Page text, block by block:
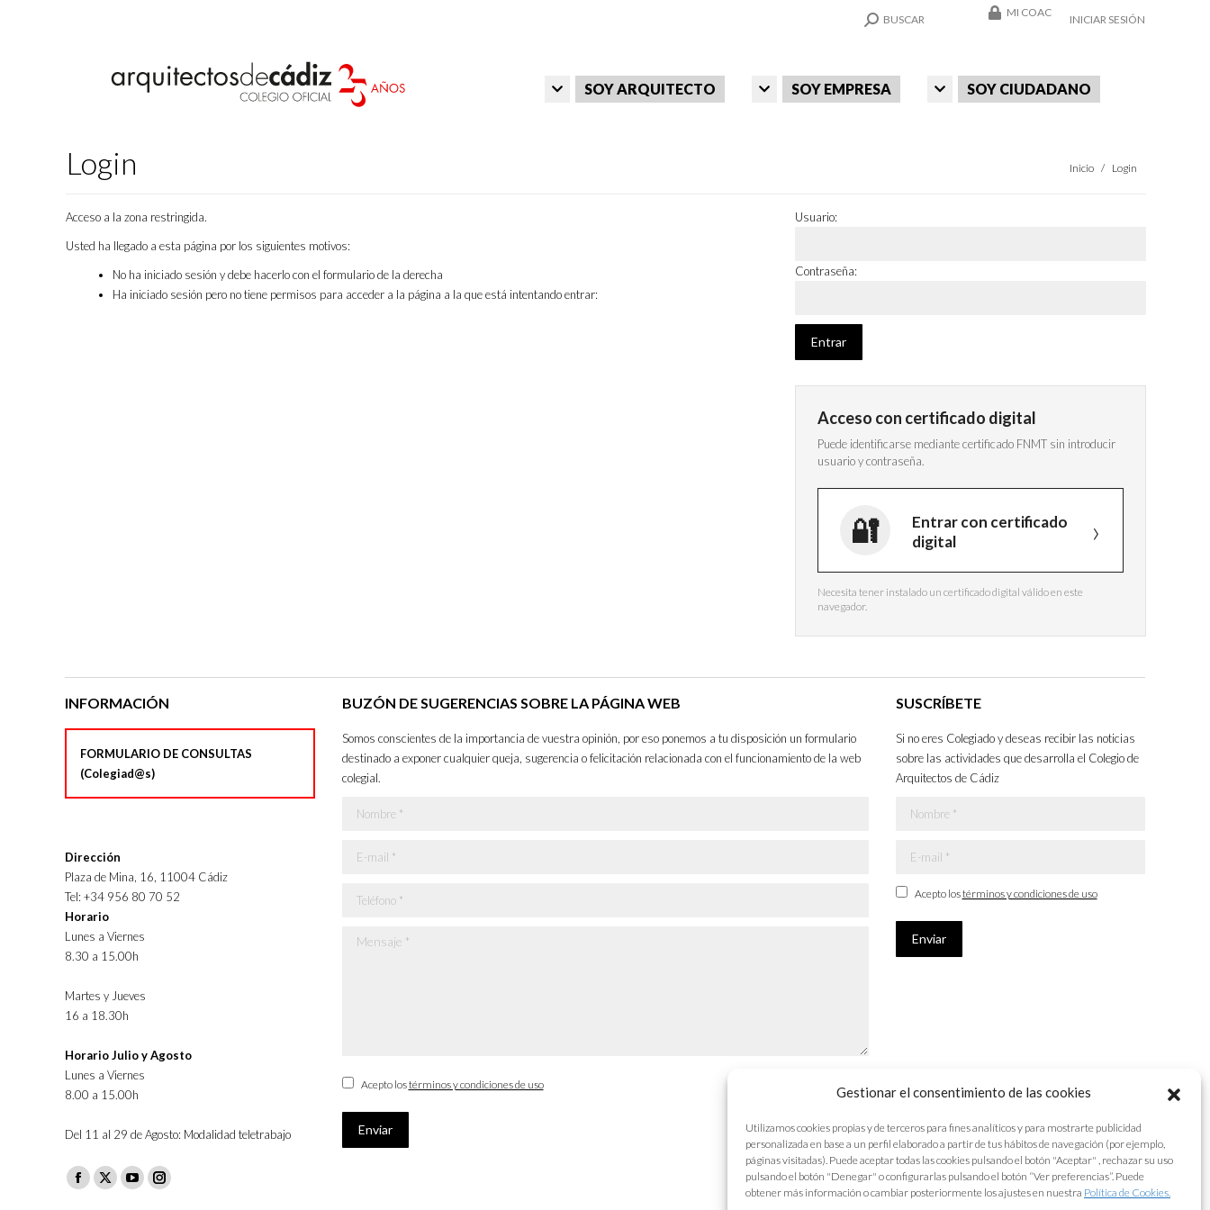
Gestionar el consentimiento de las cookies
Utilizamos cookies propias y de terceros para fines analíticos y para mostrarte publicidad
personalizada en base a un perfil elaborado a partir de tus hábitos de navegación (por ejemplo,
páginas visitadas). Puede aceptar todas las cookies pulsando el botón "Aceptar" , rechazar su uso
pulsando el botón "Denegar" o configurarlas pulsando el botón “Ver preferencias”. Puede
obtener más información o cambiar posteriormente los ajustes en nuestra Política de Cookies.
SEARCH:
BUSCAR
MI COAC
INICIAR SESIÓN
SOY ARQUITECTO SOY EMPRESA SOY CIUDADANO
Login Estás aquí:
Inicio Login
Acceso a la zona restringida.
Usted ha llegado a esta página por los siguientes motivos:
No ha iniciado sesión y debe hacerlo con el formulario de la derecha
Ha iniciado sesión pero no tiene permisos para acceder a la página a la que está intentando entrar:
Usuario:
Contraseña:
Acceso con certificado digital
Puede identificarse mediante certificado FNMT sin introducir
usuario y contraseña.
Entrar con certificado
digital
Necesita tener instalado un certificado digital válido en este
navegador.
INFORMACIÓN
FORMULARIO DE CONSULTAS
(Colegiad@s)
Dirección
Plaza de Mina, 16, 11004 Cádiz
Tel: +34 956 80 70 52
Horario
Lunes a Viernes
8.30 a 15.00h
Martes y Jueves
16 a 18.30h
Horario Julio y Agosto
Lunes a Viernes
8.00 a 15.00h
Del 11 al 29 de Agosto: Modalidad teletrabajo
Facebook
X
YouTubeInstagram
BUZÓN DE SUGERENCIAS SOBRE LA PÁGINA WEB
Somos conscientes de la importancia de vuestra opinión, por eso ponemos a tu disposición un formulario
destinado a exponer cualquier queja, sugerencia o felicitación relacionada con el funcionamiento de la web
colegial.
Nombre *
E-mail *
Teléfono *
Mensaje *
Acepto lostérminos y condiciones de uso
Enviar
SUSCRÍBETE
Si no eres Colegiado y deseas recibir las noticias
sobre las actividades que desarrolla el Colegio de
Arquitectos de Cádiz
Nombre *
E-mail *
Acepto lostérminos y condiciones de uso
Enviar